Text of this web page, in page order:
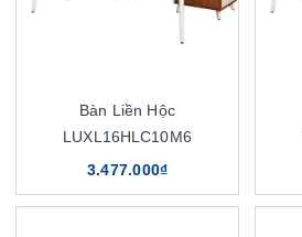
Bàn Liền Hộc
LUXL16HLC10M6
3.477.000₫